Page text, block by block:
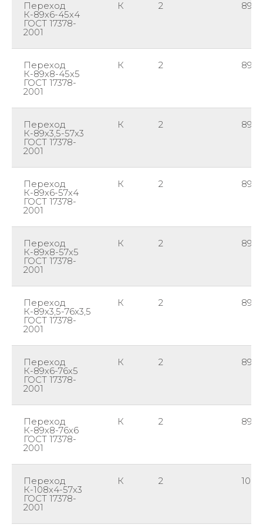
Переход
К-89х6-45х4
ГОСТ 17378-
2001
К 2 89
Переход
К-89х8-45х5
ГОСТ 17378-
2001
К 2 89
Переход
К-89х3,5-57х3
ГОСТ 17378-
2001
К 2 89
Переход
К-89х6-57х4
ГОСТ 17378-
2001
К 2 89
Переход
К-89х8-57х5
ГОСТ 17378-
2001
К 2 89
Переход
К-89х3,5-76х3,5
ГОСТ 17378-
2001
К 2 89
Переход
К-89х6-76х5
ГОСТ 17378-
2001
К 2 89
Переход
К-89х8-76х6
ГОСТ 17378-
2001
К 2 89
Переход
К-108х4-57х3
ГОСТ 17378-
2001
К 2 108